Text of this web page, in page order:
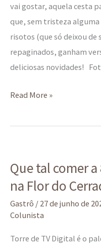
vai gostar, aquela cesta
que, sem tristeza
risotos (que só deixou de
repaginados, ganham
deliciosas novidades!
Read More »
Que tal comer
na Flor do
Gastrô / 27 de junho de
Colunista
Torre de TV Digital é o
tal
comer
a
80